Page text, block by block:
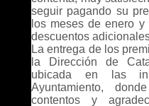
seguir pagando su
los meses de enero
descuentos
La entrega de los
la Dirección de
ubicada en las
Ayuntamiento,
contentos y